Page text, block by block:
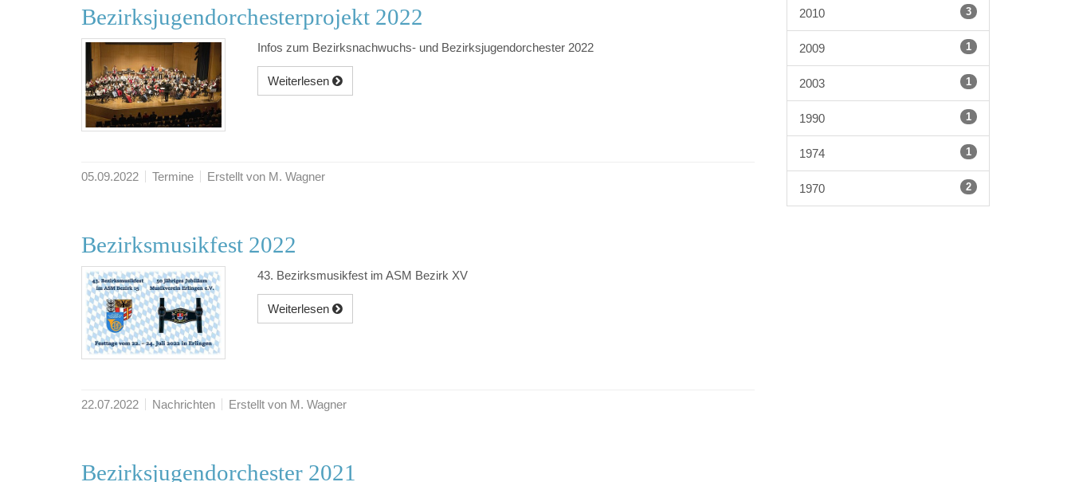
Bezirksjugendorchesterprojekt 2022
Infos zum Bezirksnachwuchs- und Bezirksjugendorchester 2022
Weiterlesen
05.09.2022 Termine Erstellt von M. Wagner
Bezirksmusikfest 2022
43. Bezirksmusikfest im ASM Bezirk XV
Weiterlesen
22.07.2022 Nachrichten Erstellt von M. Wagner
Bezirksjugendorchester 2021
2010 3
2009 1
2003 1
1990 1
1974 1
1970 2